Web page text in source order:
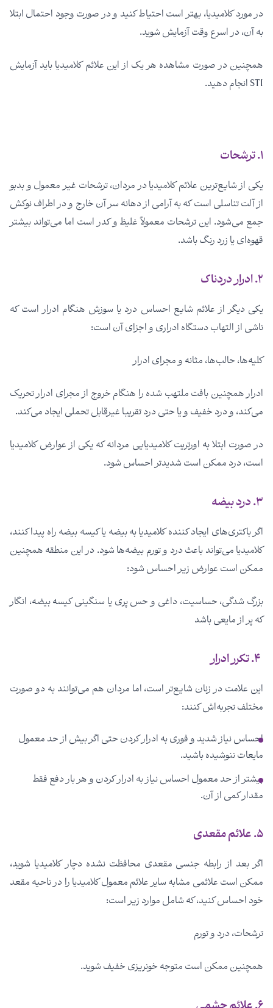
در مورد کلامیدیا، بهتر است احتیاط کنید و در صورت وجود احتمال ابتلا
به آن، در اسرع وقت آزمایش شوید.
همچنین در صورت مشاهده هر یک از این علائم کلامیدیا باید آزمایش
STI انجام دهید.
۱. ترشحات
یکی از شایع‌ترین علائم کلامیدیا در مردان، ترشحات غیر معمول و بدبو
از آلت تناسلی است که به آرامی از دهانه سر آن خارج و در اطراف نوکش
جمع می‌شود. این ترشحات معمولاً غلیظ و کدر است اما می‌تواند بیشتر
قهوه‌ای یا زرد رنگ باشد.
۲. ادرار دردناک
یکی دیگر از علائم شایع احساس درد یا سوزش هنگام ادرار است که
ناشی از التهاب دستگاه ادراری و اجزای آن است:
کلیه‌ها، حالب‌ها، مثانه و مجرای ادرار
ادرار همچنین بافت ملتهب شده را هنگام خروج از مجرای ادرار تحریک
می‌کند، و درد خفیف و یا حتی درد تقریبا غیرقابل تحملی ایجاد می‌کند.
در صورت ابتلا به اورتریت کلامیدیایی مردانه که یکی از عوارض کلامیدیا
است، درد ممکن است شدیدتر احساس شود.
۳. درد بیضه
اگر باکتری‌های ایجاد کننده کلامیدیا به بیضه یا کیسه بیضه راه پیدا کنند،
کلامیدیا می‌تواند باعث درد و تورم بیضه‌ها شود. در این منطقه همچنین
ممکن است عوارض زیر احساس شود:
بزرگ شدگی، حساسیت، داغی و حس پری یا سنگینی کیسه بیضه، انگار
که پر از مایعی باشد
این علامت در زنان شایع‌تر است، اما مردان هم می‌توانند به دو صورت
مختلف تجربه‌اش کنند:
احساس نیاز شدید و فوری به ادرار کردن حتی اگر بیش از حد معمول
مایعات ننوشیده باشید.
بیشتر از حد معمول احساس نیاز به ادرار کردن و هر بار دفع فقط
مقدار کمی از آن.
۵. علائم مقعدی
اگر بعد از رابطه جنسی مقعدی محافظت نشده دچار کلامیدیا شوید،
ممکن است علائمی مشابه سایر علائم معمول کلامیدیا را در ناحیه مقعد
خود احساس کنید، که شامل موارد زیر است:
ترشحات، درد و تورم
همچنین ممکن است متوجه خونریزی خفیف شوید.